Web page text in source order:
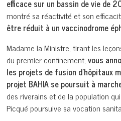
efficace sur un bassin de vie de
montré sa réactivité et son
être réduit à un vaccinodrome
Madame la Ministre, tirant les
du premier confinement,vous
les projets de fusion d’hôpitaux
projet BAHIA se poursuit à
des riverains et de la population
Picqué poursuive sa vocation